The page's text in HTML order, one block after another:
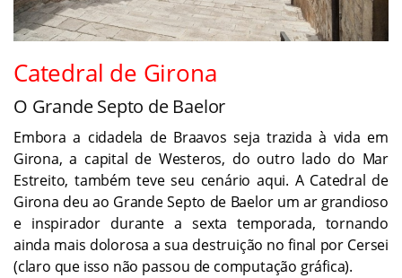
Catedral de Girona
O Grande Septo de Baelor
Embora a cidadela de Braavos seja trazida à vida em
Girona, a capital de Westeros, do outro lado do Mar
Estreito, também teve seu cenário aqui. A Catedral de
Girona deu ao Grande Septo de Baelor um ar grandioso
e inspirador durante a sexta temporada, tornando
ainda mais dolorosa a sua destruição no final por Cersei
(claro que isso não passou de computação gráfica).